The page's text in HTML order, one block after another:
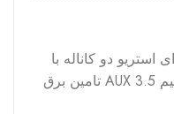
دو کاناله با
کیفیت و شفاف ورودی صدا با سیم AUX 3.5 تامین برق